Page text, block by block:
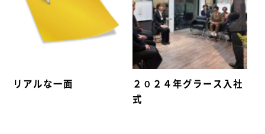
リアルな一面
２０２４年グラース入社
式